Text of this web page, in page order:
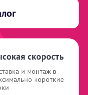
скорость
и монтаж в
короткие